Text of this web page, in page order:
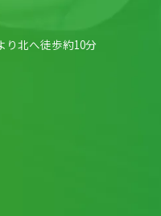
り北へ徒歩約10分